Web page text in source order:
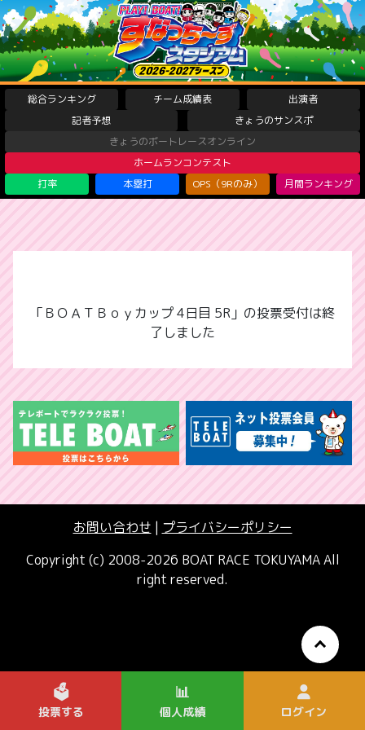
総合ランキング チーム成績表
出演者
記者予想
きょうのサンスポ
きょうのボートレースオンライン
ホームランコンテスト
打率
本塁打 OPS（9Rのみ） 月間ランキング
「ＢＯＡＴＢｏｙカップ 4日目 5R」の投票受付は終
了しました
お問い合わせ | プライバシーポリシー
Copyright (c) 2008-2026 BOAT RACE TOKUYAMA All
right reserved.
🗳️
投票する
📊
個人成績 ログイン